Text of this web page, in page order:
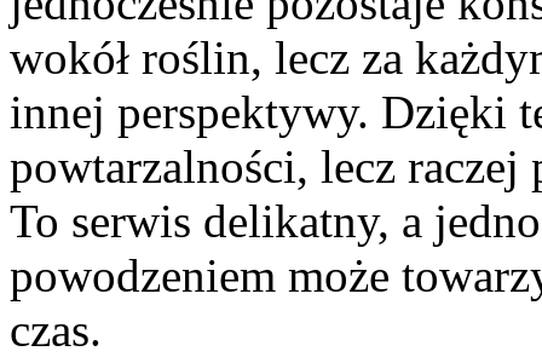
wokół roślin, lecz za
innej perspektywy. Dzięki
powtarzalności, lecz
To serwis delikatny, a
powodzeniem może
czas.